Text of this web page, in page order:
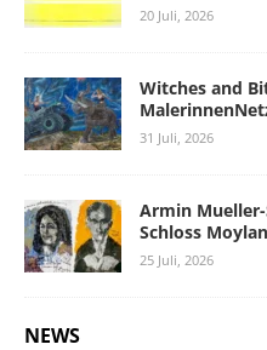
20 Juli, 2026
Witches and
31 Juli, 2026
Armin
Schloss
25 Juli, 2026
NEWS